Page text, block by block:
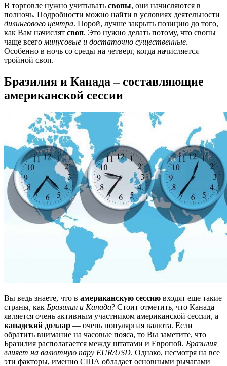
В торговле нужно учитывать свопы, они начисляются в
полночь. Подробности можно найти в условиях деятельности
дилингового центра. Порой, лучше закрыть позицию до того,
как Вам начислят своп. Это нужно делать потому, что свопы
чаще всего минусовые и достаточно существенные.
Особенно в ночь со среды на четверг, когда начисляется
тройной своп.
Бразилия и Канада – составляющие
американской сессии
Вы ведь знаете, что в американскую сессию входят еще такие
страны, как Бразилия и Канада? Стоит отметить, что Канада
является очень активным участником американской сессии, а
канадский доллар — очень популярная валюта. Если
обратить внимание на часовые пояса, то Вы заметите, что
Бразилия располагается между штатами и Европой. Бразилия
влияет на валютную пару EUR/USD. Однако, несмотря на все
эти факторы, именно США обладает основными рычагами